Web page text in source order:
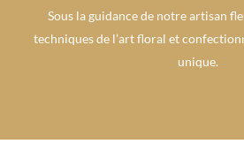
Sous la guidance de notre artisan
techniques de l’art floral et
unique.